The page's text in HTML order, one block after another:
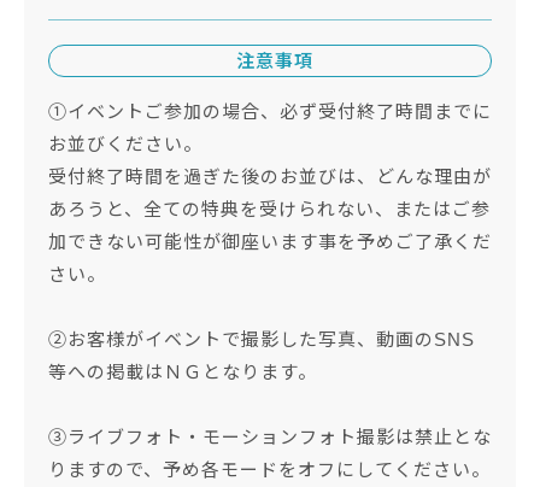
注意事項
①イベントご参加の場合、必ず受付終了時間までに
お並びください。
受付終了時間を過ぎた後のお並びは、どんな理由が
あろうと、全ての特典を受けられない、またはご参
加できない可能性が御座います事を予めご了承くだ
さい。
➁お客様がイベントで撮影した写真、動画のSNS
等への掲載はＮＧとなります。
③ライブフォト・モーションフォト撮影は禁止とな
りますので、予め各モードをオフにしてください。